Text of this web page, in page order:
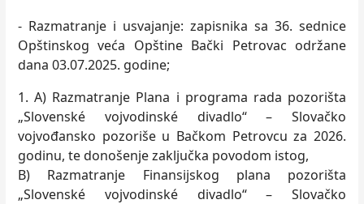
- Razmatranje i usvajanje: zapisnika sa 36. sednice
Opštinskog veća Opštine Bački Petrovac održane
dana 03.07.2025. godine;
1. A) Razmatranje Plana i programa rada pozorišta
„Slovenské vojvodinské divadlo“ – Slovačko
vojvođansko pozoriše u Bačkom Petrovcu za 2026.
godinu, te donošenje zaključka povodom istog,
B) Razmatranje Finansijskog plana pozorišta
„Slovenské vojvodinské divadlo“ – Slovačko